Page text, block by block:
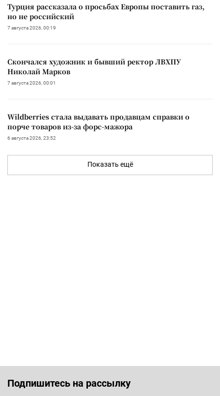
Турция рассказала о просьбах Европы поставить газ,
но не российский
7 августа 2026, 00:19
Скончался художник и бывший ректор ЛВХПУ
Николай Марков
7 августа 2026, 00:01
Wildberries стала выдавать продавцам справки о
порче товаров из-за форс-мажора
6 августа 2026, 23:52
Показать ещё
Подпишитесь на рассылку